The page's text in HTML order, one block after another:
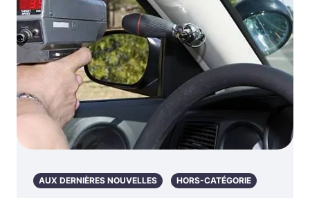
AUX DERNIÈRES NOUVELLES HORS-CATÉGORIE